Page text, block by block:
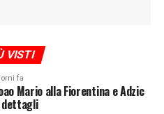
VISTI
fa
Mario alla Fiorentina e Adzic
dettagli